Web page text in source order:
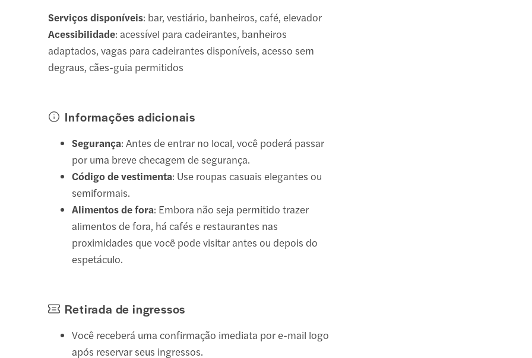
Serviços disponíveis: bar, vestiário, banheiros, café, elevador
Acessibilidade: acessível para cadeirantes, banheiros
adaptados, vagas para cadeirantes disponíveis, acesso sem
degraus, cães-guia permitidos
Informações adicionais
Segurança: Antes de entrar no local, você poderá passar
por uma breve checagem de segurança.
Código de vestimenta: Use roupas casuais elegantes ou
semiformais.
Alimentos de fora: Embora não seja permitido trazer
alimentos de fora, há cafés e restaurantes nas
proximidades que você pode visitar antes ou depois do
espetáculo.
Retirada de ingressos
Você receberá uma confirmação imediata por e-mail logo
após reservar seus ingressos.